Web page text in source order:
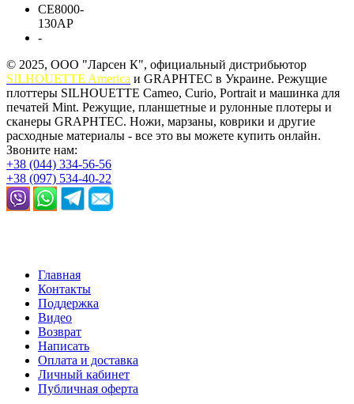
CE8000-
130AP
-
© 2025, ООО "Ларсен К", официальный дистрибьютор
SILHOUETTE America и GRAPHTEC в Украине. Режущие
плоттеры SILHOUETTE Cameo, Curio, Portrait и машинка для
печатей Mint. Режущие, планшетные и рулонные плотеры и
сканеры GRAPHTEC. Ножи, марзаны, коврики и другие
расходные материалы - все это вы можете купить онлайн.
Звоните нам:
+38 (044) 334-56-56
+38 (097) 534-40-22
Главная
Контакты
Поддержка
Видео
Возврат
Написать
Оплата и доставка
Личный кабинет
Публичная оферта